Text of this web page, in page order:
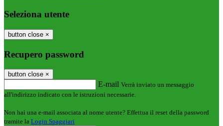
Seleziona utente
button close ×
Recupero password
button close ×
E-mail Verrà inviato un messaggio
all'indirizzo indicato con le istruzioni necessarie.
Non hai una e-mail associata al nome utente? Effettua il reset della password
tramite la Login Spaggiari